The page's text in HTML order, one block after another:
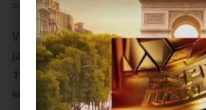
THIERRY KER · PUBLIÉ8 JANVIER 2015
Vendredi 16
janvier 2015 à
19h00 : Le «
souffle » du